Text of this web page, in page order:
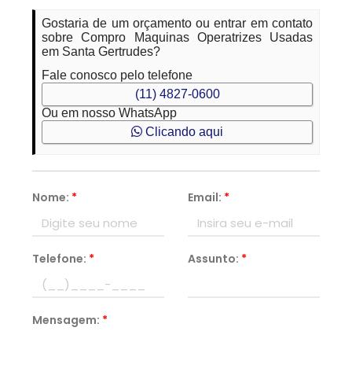
Gostaria de um orçamento ou entrar em contato
sobre Compro Maquinas Operatrizes Usadas
em Santa Gertrudes?
Fale conosco pelo telefone
(11) 4827-0600
Ou em nosso WhatsApp
Clicando aqui
Nome: * Email: *
Telefone: * Assunto: *
Mensagem: *